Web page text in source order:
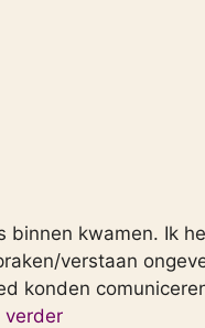
binnen kwamen. Ik
verstaan
konden
verder